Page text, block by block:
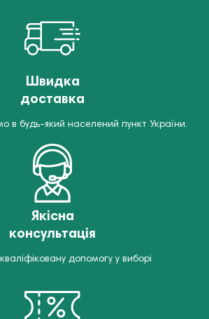
Швидка
доставка
в будь-який населений пункт України.
Якісна
консультація
допомогу у виборі